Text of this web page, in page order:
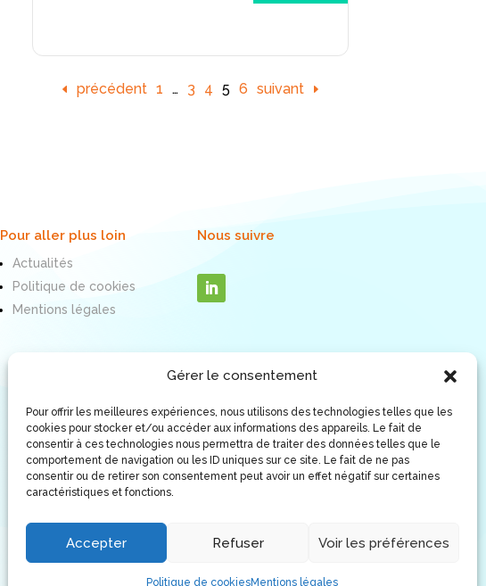
Gérer le consentement
Pour offrir les meilleures expériences, nous utilisons des technologies telles que les
cookies pour stocker et/ou accéder aux informations des appareils. Le fait de
consentir à ces technologies nous permettra de traiter des données telles que le
comportement de navigation ou les ID uniques sur ce site. Le fait de ne pas
consentir ou de retirer son consentement peut avoir un effet négatif sur certaines
caractéristiques et fonctions.
Accepter Refuser Voir les préférences
Politique de cookiesMentions légales
précédent 1 … 3 4 5 6 suivant
Pour aller plus loin
Actualités
Politique de cookies
Mentions légales
Nous suivre